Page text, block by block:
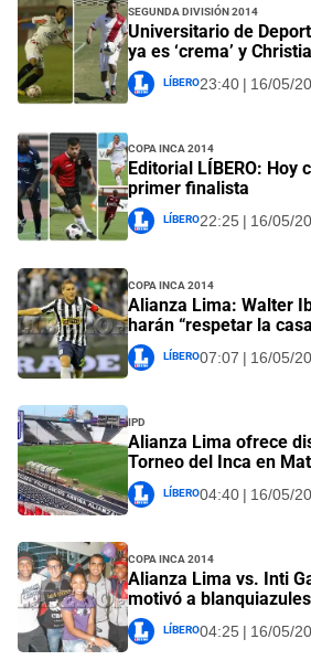
Segunda División 2014
Universitario de
ya es ‘crema’ y
Líbero23:40 | 16/05/
Copa Inca 2014
Editorial LÍBERO: Hoy
primer finalista
Líbero22:25 | 16/05/
Copa Inca 2014
Alianza Lima: Walter
harán “respetar la
Líbero07:07 | 16/05/
IPD
Alianza Lima ofrece
Torneo del Inca en
Líbero04:40 | 16/05/
Copa Inca 2014
Alianza Lima vs. Inti
motivó a
Líbero04:25 | 16/05/